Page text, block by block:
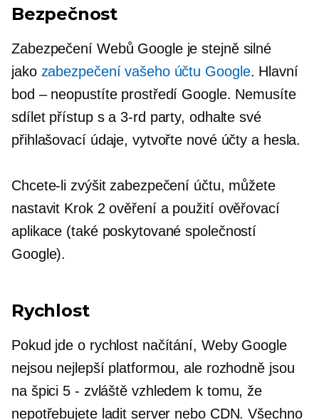
Bezpečnost
Zabezpečení Webů Google je stejně silné
jako zabezpečení vašeho účtu Google. Hlavní
bod – neopustíte prostředí Google. Nemusíte
sdílet přístup s a3-rd party, odhalte své
přihlašovací údaje, vytvořte nové účty a hesla.
Chcete-li zvýšit zabezpečení účtu, můžete
nastavit Krok 2 ověření a použití ověřovací
aplikace (také poskytované společností
Google).
Rychlost
Pokud jde o rychlost načítání, Weby Google
nejsou nejlepší platformou, ale rozhodně jsou
na špici 5 - zvláště vzhledem k tomu, že
nepotřebujete ladit server nebo CDN. Všechno